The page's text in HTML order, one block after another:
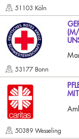
51103 Köln
(M/
53177 Bonn
50389 Wesseling